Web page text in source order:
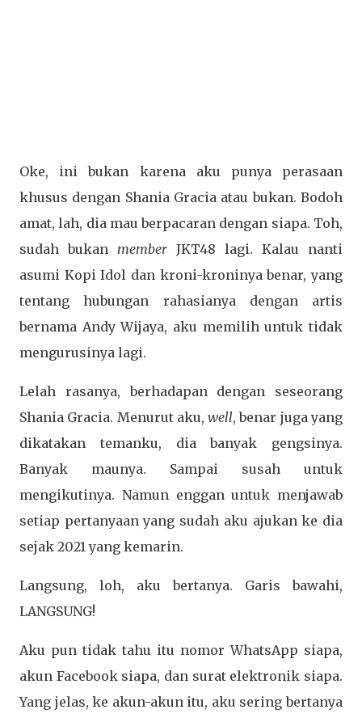
Oke, ini bukan karena aku punya perasaan
khusus dengan Shania Gracia atau bukan. Bodoh
amat, lah, dia mau berpacaran dengan siapa. Toh,
sudah bukanmemberJKT48 lagi. Kalau nanti
asumi Kopi Idol dan kroni-kroninya benar, yang
tentang hubungan rahasianya dengan artis
bernama Andy Wijaya, aku memilih untuk tidak
mengurusinya lagi.
Lelah rasanya, berhadapan dengan seseorang
Shania Gracia. Menurut aku,well, benar juga yang
dikatakan temanku, dia banyak gengsinya.
Banyak maunya. Sampai susah untuk
mengikutinya. Namun enggan untuk menjawab
setiap pertanyaan yang sudah aku ajukan ke dia
sejak 2021 yang kemarin.
Langsung, loh, aku bertanya. Garis bawahi,
LANGSUNG!
Aku pun tidak tahu itu nomor WhatsApp siapa,
akun Facebook siapa, dan surat elektronik siapa.
Yang jelas, ke akun-akun itu, aku sering bertanya